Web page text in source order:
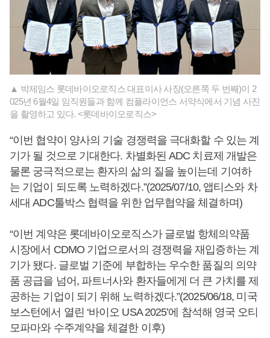
▲ 박제임스 롯데바이오로직스 대표이사 사장(오른쪽 두 번째)이 2
025년 6월4일 임직원들과 함께 컴플라이언스 서약식에서 기념 사진
을 촬영하고 있다. <롯데바이오로직스>
“이번 협약이 양사의 기술 경쟁력을 극대화할 수 있는 계
기가 될 것으로 기대한다. 차별화된 ADC 치료제 개발은
물론 궁극적으로는 환자의 삶의 질을 높이는데 기여하
는 기업이 되도록 노력하겠다.”(2025/07/10, 앱티스와 차
세대 ADC툴박스 협력을 위한 업무협약을 체결하며)
“이번 계약은 롯데바이오로직스가 글로벌 항체의약품
시장에서 CDMO 기업으로서의 경쟁력을 재입증하는 계
기가 됐다. 글로벌 기준에 부합하는 우수한 품질의 의약
품 공급을 넘어, 파트너사와 환자들에게 더 큰 가치를 제
공하는 기업이 되기 위해 노력하겠다.”(2025/06/18, 미국
보스턴에서 열린 ‘바이오 USA 2025’에 참석해 영국 오티
모파마와 수주계약을 체결한 이후)